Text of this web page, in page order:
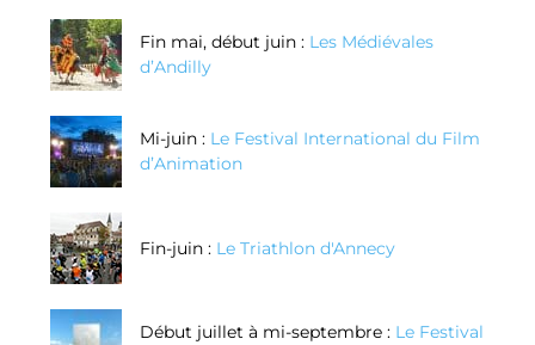
Fin mai, début juin : Les Médiévales
d’Andilly
Mi-juin : Le Festival International du Film
d’Animation
Fin-juin : Le Triathlon d'Annecy
Début juillet à mi-septembre : Le Festival